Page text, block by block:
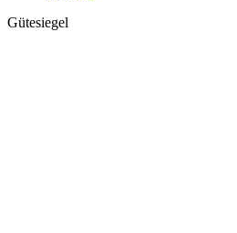
Gütesiegel